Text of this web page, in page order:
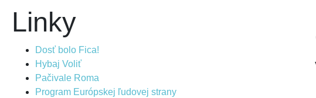
Linky
Dosť bolo Fica!
Hybaj Voliť
Pačivale Roma
Program Európskej ľudovej strany